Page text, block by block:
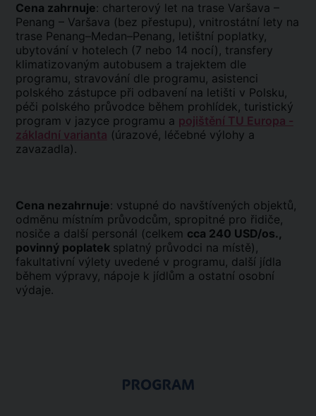
Cena zahrnuje: charterový let na trase Varšava –
Penang – Varšava (bez přestupu), vnitrostátní lety na
trase Penang–Medan–Penang, letištní poplatky,
ubytování v hotelech (7 nebo 14 nocí), transfery
klimatizovaným autobusem a trajektem dle
programu, stravování dle programu, asistenci
polského zástupce při odbavení na letišti v Polsku,
péči polského průvodce během prohlídek, turistický
program v jazyce programu a pojištění TU Europa -
základní varianta (úrazové, léčebné výlohy a
zavazadla).
Cena nezahrnuje: vstupné do navštívených objektů,
odměnu místním průvodcům, spropitné pro řidiče,
nosiče a další personál (celkem cca 240 USD/os.,
povinný poplatek splatný průvodci na místě),
fakultativní výlety uvedené v programu, další jídla
během výpravy, nápoje k jídlům a ostatní osobní
výdaje.
PROGRAM